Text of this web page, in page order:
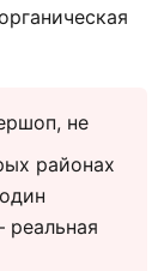
не
районах